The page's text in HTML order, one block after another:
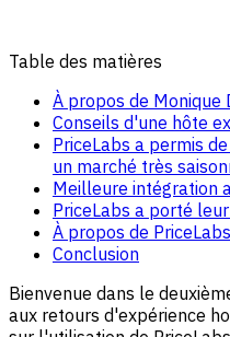
Table des matières
À propos de Monique
Conseils d'une hôte
PriceLabs a permis
un marché très
Meilleure intégration
PriceLabs a porté
À propos de PriceLabs
Conclusion
Bienvenue dans le
aux retours d'expérience